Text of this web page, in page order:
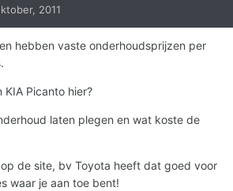
2011
hebben vaste onderhoudsprijzen per
Picanto hier?
laten plegen en wat koste de
de site, bv Toyota heeft dat goed voor
waar je aan toe bent!